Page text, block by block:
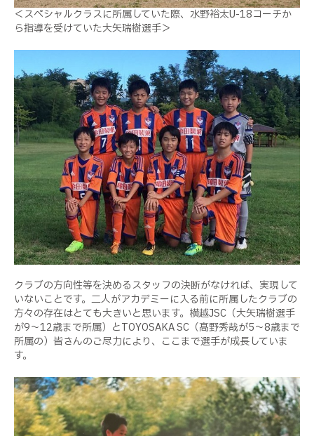
＜スペシャルクラスに所属していた際、 水野裕太U-18コーチか
ら指導を受けていた大矢瑞樹選手＞
クラブの方向性等を決めるスタッフの決断がなければ、実現して
いないことです。二人がアカデミーに入る前に所属したクラブの
方々の存在はとても大きいと思います。横越JSC（大矢瑞樹選手
が9～12歳まで所属） とTOYOSAKA SC（髙野秀哉が5～8歳まで
所属の）皆さんのご尽力により、ここまで選手が成長していま
す。